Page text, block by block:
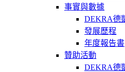
事實與數據
DEKRA德
發展歷程
年度報告書
贊助活動
DEKRA德